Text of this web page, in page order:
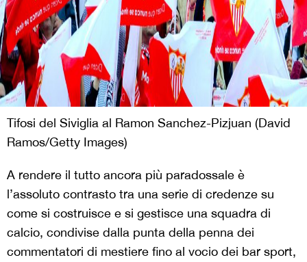
Tifosi del Siviglia al Ramon Sanchez-Pizjuan (David
Ramos/Getty Images)
A rendere il tutto ancora più paradossale è
l’assoluto contrasto tra una serie di credenze su
come si costruisce e si gestisce una squadra di
calcio, condivise dalla punta della penna dei
commentatori di mestiere fino al vocio dei bar sport,